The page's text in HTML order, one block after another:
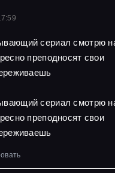
сериал смотрю
преподносят свои
сериал смотрю
преподносят свои